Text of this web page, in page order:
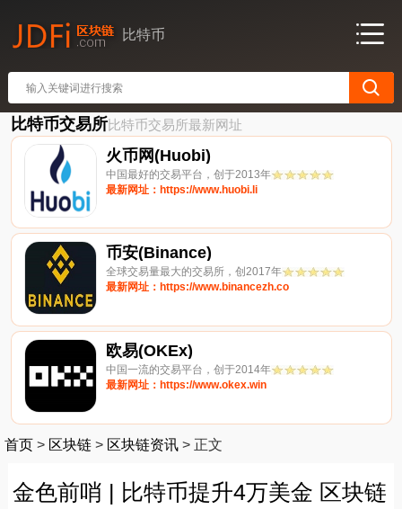
比特币
比特币交易所比特币交易所最新网址
火币网(Huobi)
中国最好的交易平台，创于2013年
最新网址：https://www.huobi.li
币安(Binance)
全球交易量最大的交易所，创2017年
最新网址：https://www.binancezh.co
欧易(OKEx)
中国一流的交易平台，创于2014年
最新网址：https://www.okex.win
首页 > 区块链 > 区块链资讯 > 正文
金色前哨 | 比特币提升4万美金 区块链